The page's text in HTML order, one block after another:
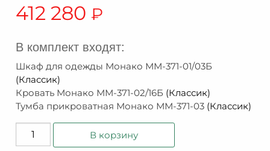
412 280 ₽
В комплект входят:
Шкаф для одежды Монако ММ-371-01/03Б
(Классик)
Кровать Монако ММ-371-02/16Б (Классик)
Тумба прикроватная Монако ММ-371-03 (Классик)
Количество
товара
В корзину